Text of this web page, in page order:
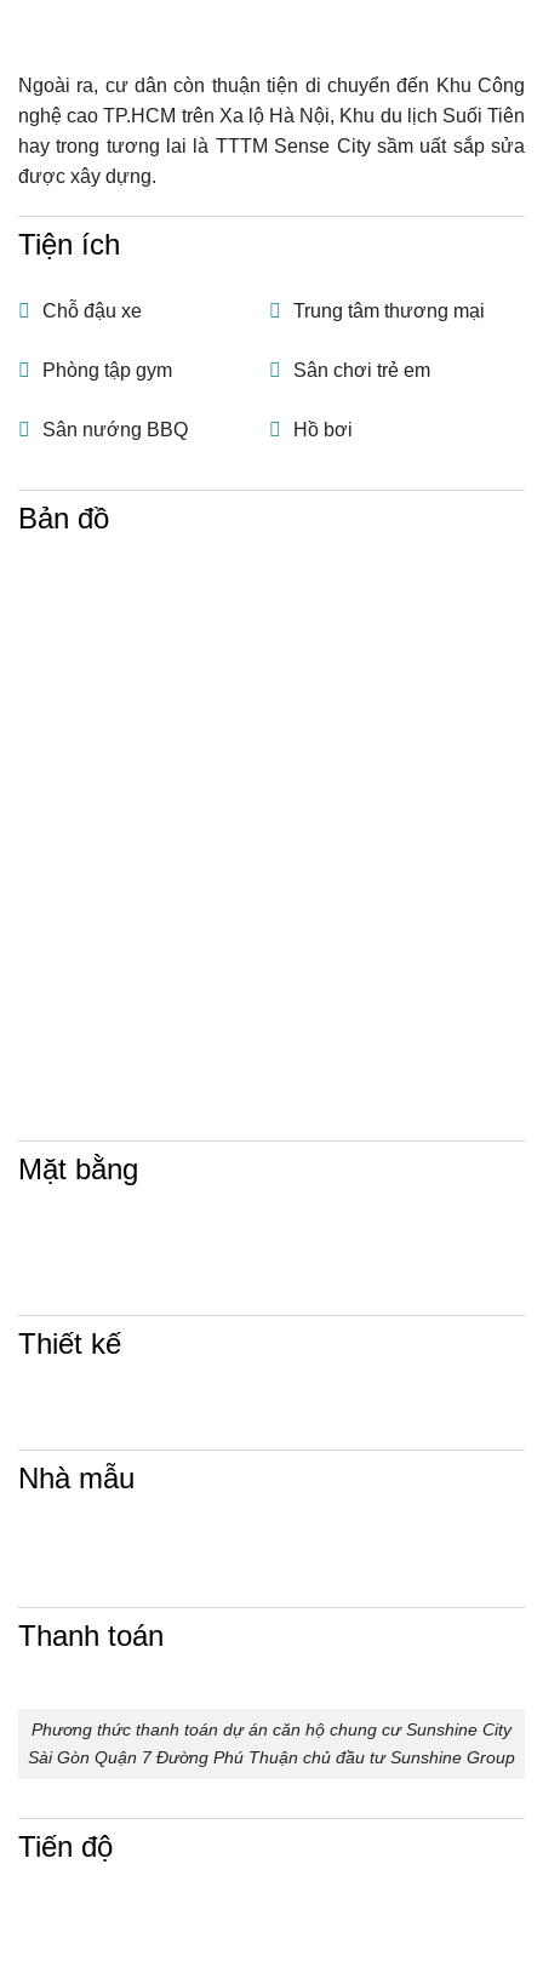
Ngoài ra, cư dân còn thuận tiện di chuyển đến Khu Công
nghệ cao TP.HCM trên Xa lộ Hà Nội, Khu du lịch Suối Tiên
hay trong tương lai là TTTM Sense City sầm uất sắp sửa
được xây dựng.
Tiện ích
Chỗ đậu xe Trung tâm thương mại
Phòng tập gym Sân chơi trẻ em
Sân nướng BBQ Hồ bơi
Bản đồ
Mặt bằng
Thiết kế
Nhà mẫu
Thanh toán
Phương thức thanh toán dự án căn hộ chung cư Sunshine City
Sài Gòn Quận 7 Đường Phú Thuận chủ đầu tư Sunshine Group
Tiến độ